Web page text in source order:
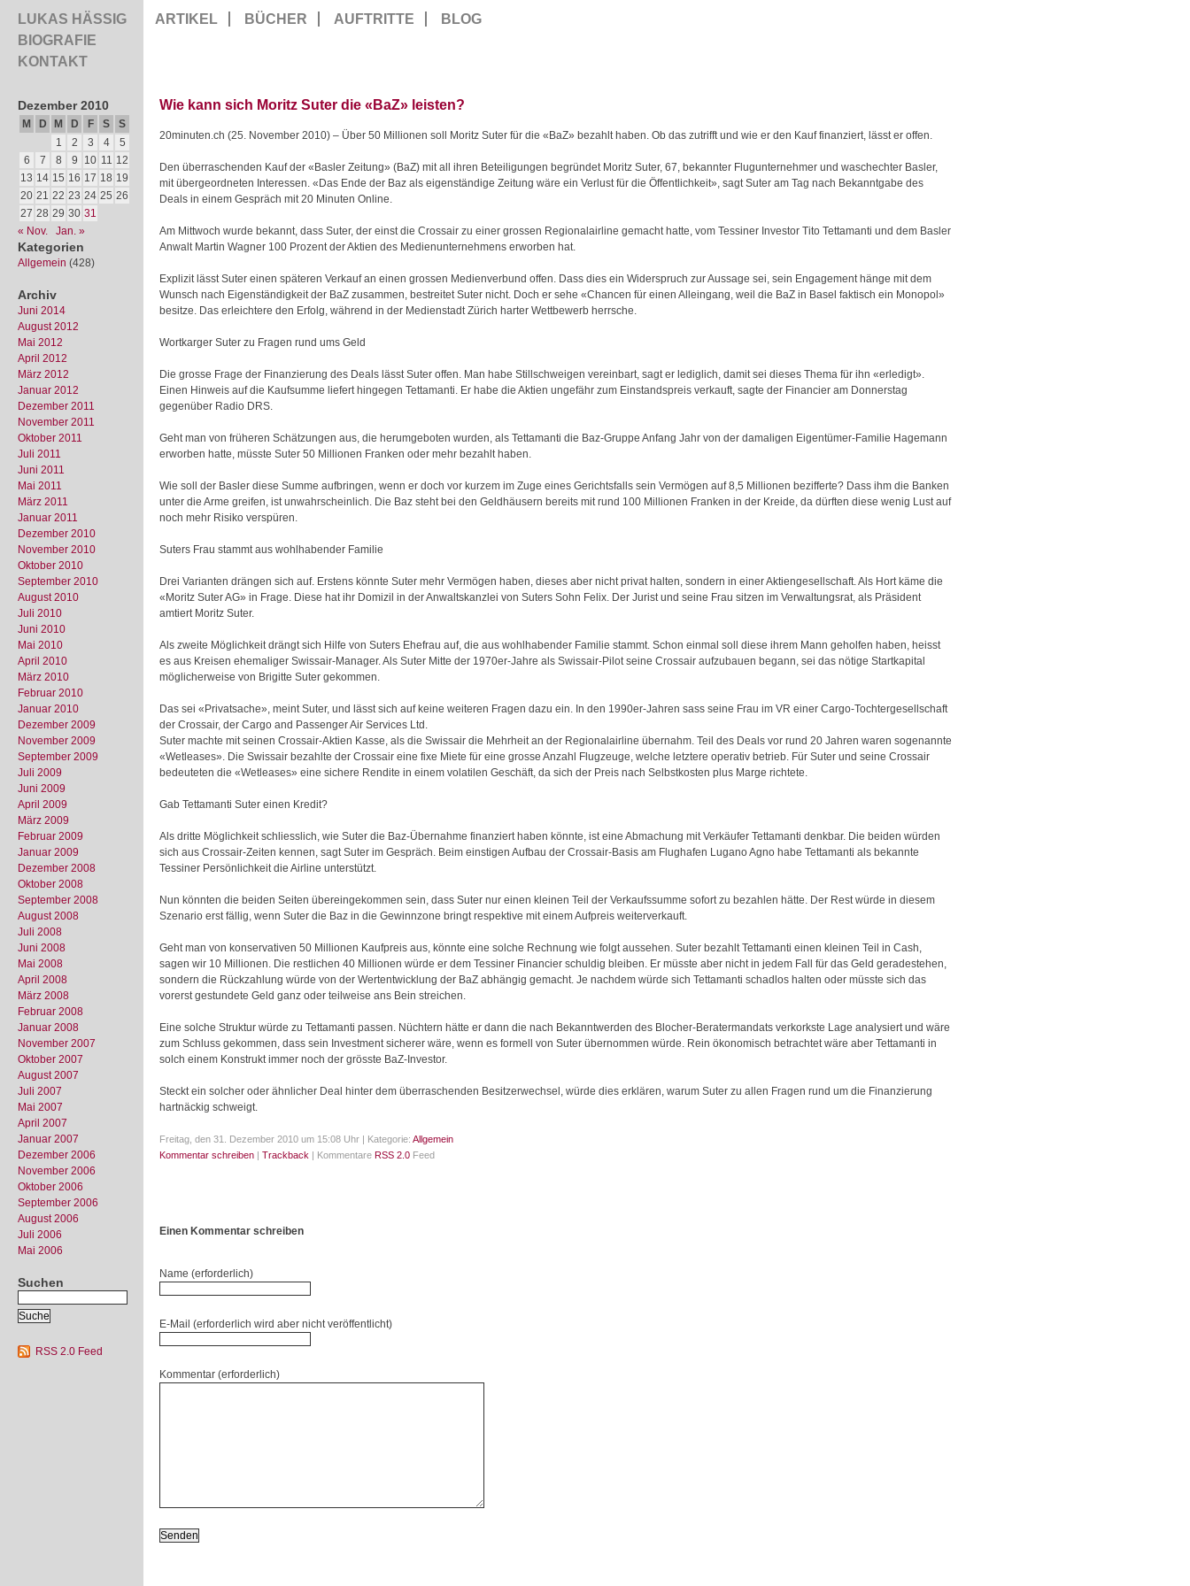
LUKAS HÄSSIG
BIOGRAFIE
KONTAKT
ARTIKEL BÜCHER AUFTRITTE BLOG
Dezember 2010
M D M D F S
S
1
2 3 4
5
6
7 8 9 10 11 12
13 14 15 16 17 18 19
20 21 22 23 24 25 26
27 28 29 30 31
« Nov.
Jan. »
Kategorien
Allgemein (428)
Archiv
Juni 2014
August 2012
Mai 2012
April 2012
März 2012
Januar 2012
Dezember 2011
November 2011
Oktober 2011
Juli 2011
Juni 2011
Mai 2011
März 2011
Januar 2011
Dezember 2010
November 2010
Oktober 2010
September 2010
August 2010
Juli 2010
Juni 2010
Mai 2010
April 2010
März 2010
Februar 2010
Januar 2010
Dezember 2009
November 2009
September 2009
Juli 2009
Juni 2009
April 2009
März 2009
Februar 2009
Januar 2009
Dezember 2008
Oktober 2008
September 2008
August 2008
Juli 2008
Juni 2008
Mai 2008
April 2008
März 2008
Februar 2008
Januar 2008
November 2007
Oktober 2007
August 2007
Juli 2007
Mai 2007
April 2007
Januar 2007
Dezember 2006
November 2006
Oktober 2006
September 2006
August 2006
Juli 2006
Mai 2006
Suchen
RSS 2.0 Feed
Wie kann sich Moritz Suter die «BaZ» leisten?
20minuten.ch (25. November 2010) – Über 50 Millionen soll Moritz Suter für die «BaZ» bezahlt haben. Ob das zutrifft und wie er den Kauf finanziert, lässt er offen.
Den überraschenden Kauf der «Basler Zeitung» (BaZ) mit all ihren Beteiligungen begründet Moritz Suter, 67, bekannter Flugunternehmer und waschechter Basler,
mit übergeordneten Interessen. «Das Ende der Baz als eigenständige Zeitung wäre ein Verlust für die Öffentlichkeit», sagt Suter am Tag nach Bekanntgabe des
Deals in einem Gespräch mit 20 Minuten Online.
Am Mittwoch wurde bekannt, dass Suter, der einst die Crossair zu einer grossen Regionalairline gemacht hatte, vom Tessiner Investor Tito Tettamanti und dem Basler
Anwalt Martin Wagner 100 Prozent der Aktien des Medienunternehmens erworben hat.
Explizit lässt Suter einen späteren Verkauf an einen grossen Medienverbund offen. Dass dies ein Widerspruch zur Aussage sei, sein Engagement hänge mit dem
Wunsch nach Eigenständigkeit der BaZ zusammen, bestreitet Suter nicht. Doch er sehe «Chancen für einen Alleingang, weil die BaZ in Basel faktisch ein Monopol»
besitze. Das erleichtere den Erfolg, während in der Medienstadt Zürich harter Wettbewerb herrsche.
Wortkarger Suter zu Fragen rund ums Geld
Die grosse Frage der Finanzierung des Deals lässt Suter offen. Man habe Stillschweigen vereinbart, sagt er lediglich, damit sei dieses Thema für ihn «erledigt».
Einen Hinweis auf die Kaufsumme liefert hingegen Tettamanti. Er habe die Aktien ungefähr zum Einstandspreis verkauft, sagte der Financier am Donnerstag
gegenüber Radio DRS.
Geht man von früheren Schätzungen aus, die herumgeboten wurden, als Tettamanti die Baz-Gruppe Anfang Jahr von der damaligen Eigentümer-Familie Hagemann
erworben hatte, müsste Suter 50 Millionen Franken oder mehr bezahlt haben.
Wie soll der Basler diese Summe aufbringen, wenn er doch vor kurzem im Zuge eines Gerichtsfalls sein Vermögen auf 8,5 Millionen bezifferte? Dass ihm die Banken
unter die Arme greifen, ist unwahrscheinlich. Die Baz steht bei den Geldhäusern bereits mit rund 100 Millionen Franken in der Kreide, da dürften diese wenig Lust auf
noch mehr Risiko verspüren.
Suters Frau stammt aus wohlhabender Familie
Drei Varianten drängen sich auf. Erstens könnte Suter mehr Vermögen haben, dieses aber nicht privat halten, sondern in einer Aktiengesellschaft. Als Hort käme die
«Moritz Suter AG» in Frage. Diese hat ihr Domizil in der Anwaltskanzlei von Suters Sohn Felix. Der Jurist und seine Frau sitzen im Verwaltungsrat, als Präsident
amtiert Moritz Suter.
Als zweite Möglichkeit drängt sich Hilfe von Suters Ehefrau auf, die aus wohlhabender Familie stammt. Schon einmal soll diese ihrem Mann geholfen haben, heisst
es aus Kreisen ehemaliger Swissair-Manager. Als Suter Mitte der 1970er-Jahre als Swissair-Pilot seine Crossair aufzubauen begann, sei das nötige Startkapital
möglicherweise von Brigitte Suter gekommen.
Das sei «Privatsache», meint Suter, und lässt sich auf keine weiteren Fragen dazu ein. In den 1990er-Jahren sass seine Frau im VR einer Cargo-Tochtergesellschaft
der Crossair, der Cargo and Passenger Air Services Ltd.
Suter machte mit seinen Crossair-Aktien Kasse, als die Swissair die Mehrheit an der Regionalairline übernahm. Teil des Deals vor rund 20 Jahren waren sogenannte
«Wetleases». Die Swissair bezahlte der Crossair eine fixe Miete für eine grosse Anzahl Flugzeuge, welche letztere operativ betrieb. Für Suter und seine Crossair
bedeuteten die «Wetleases» eine sichere Rendite in einem volatilen Geschäft, da sich der Preis nach Selbstkosten plus Marge richtete.
Gab Tettamanti Suter einen Kredit?
Als dritte Möglichkeit schliesslich, wie Suter die Baz-Übernahme finanziert haben könnte, ist eine Abmachung mit Verkäufer Tettamanti denkbar. Die beiden würden
sich aus Crossair-Zeiten kennen, sagt Suter im Gespräch. Beim einstigen Aufbau der Crossair-Basis am Flughafen Lugano Agno habe Tettamanti als bekannte
Tessiner Persönlichkeit die Airline unterstützt.
Nun könnten die beiden Seiten übereingekommen sein, dass Suter nur einen kleinen Teil der Verkaufssumme sofort zu bezahlen hätte. Der Rest würde in diesem
Szenario erst fällig, wenn Suter die Baz in die Gewinnzone bringt respektive mit einem Aufpreis weiterverkauft.
Geht man von konservativen 50 Millionen Kaufpreis aus, könnte eine solche Rechnung wie folgt aussehen. Suter bezahlt Tettamanti einen kleinen Teil in Cash,
sagen wir 10 Millionen. Die restlichen 40 Millionen würde er dem Tessiner Financier schuldig bleiben. Er müsste aber nicht in jedem Fall für das Geld geradestehen,
sondern die Rückzahlung würde von der Wertentwicklung der BaZ abhängig gemacht. Je nachdem würde sich Tettamanti schadlos halten oder müsste sich das
vorerst gestundete Geld ganz oder teilweise ans Bein streichen.
Eine solche Struktur würde zu Tettamanti passen. Nüchtern hätte er dann die nach Bekanntwerden des Blocher-Beratermandats verkorkste Lage analysiert und wäre
zum Schluss gekommen, dass sein Investment sicherer wäre, wenn es formell von Suter übernommen würde. Rein ökonomisch betrachtet wäre aber Tettamanti in
solch einem Konstrukt immer noch der grösste BaZ-Investor.
Steckt ein solcher oder ähnlicher Deal hinter dem überraschenden Besitzerwechsel, würde dies erklären, warum Suter zu allen Fragen rund um die Finanzierung
hartnäckig schweigt.
Freitag, den 31. Dezember 2010 um 15:08 Uhr | Kategorie: Allgemein
Kommentar schreiben | Trackback | Kommentare RSS 2.0 Feed
Einen Kommentar schreiben
Name (erforderlich)
E-Mail (erforderlich wird aber nicht veröffentlicht)
Kommentar (erforderlich)